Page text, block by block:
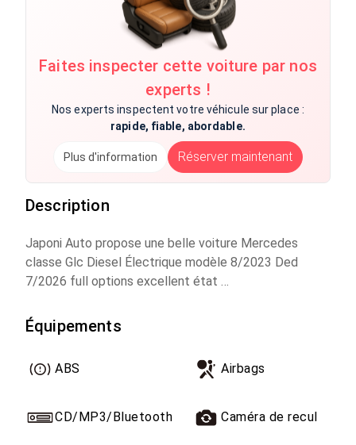
Faites inspecter cette voiture par nos
experts !
Nos experts inspectent votre véhicule sur place :
rapide, fiable, abordable.
Plus d'information Réserver maintenant
Description
Japoni Auto propose une belle voiture Mercedes
classe Glc Diesel Électrique modèle 8/2023 Ded
7/2026 full options excellent état
, immatriculée Rabat T 1
Équipements
ABS Airbags
CD/MP3/Bluetooth Caméra de recul